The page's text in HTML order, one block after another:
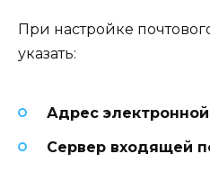
При настройке
указать:
Адрес
Сервер входящей